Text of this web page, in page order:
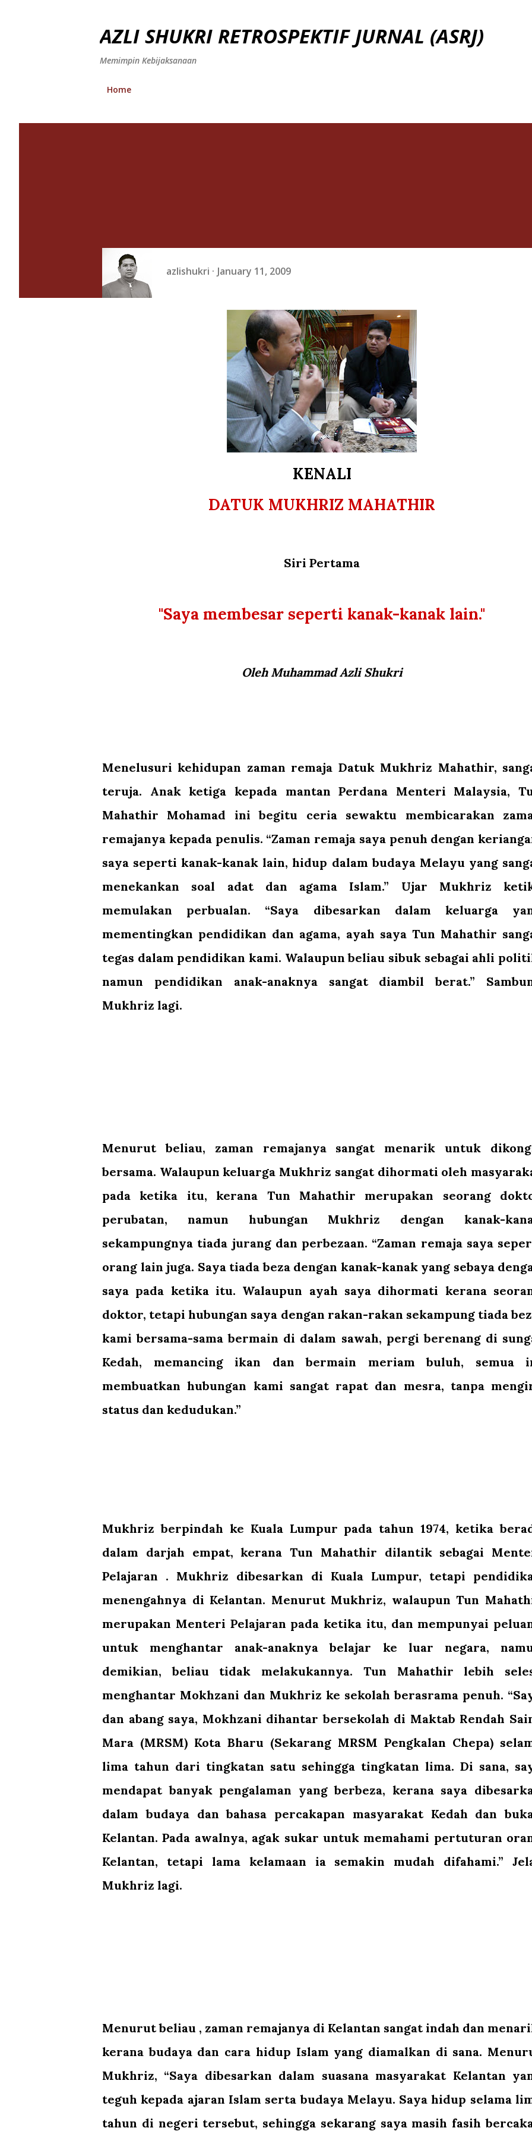
AZLI SHUKRI RETROSPEKTIF JURNAL (ASRJ)
Memimpin Kebijaksanaan
Home
azlishukri January 11, 2009
KENALI
DATUK MUKHRIZ MAHATHIR
Siri Pertama
"Saya membesar seperti kanak-kanak lain."
Oleh Muhammad Azli Shukri
Menelusuri kehidupan zaman remaja Datuk Mukhriz Mahathir,
teruja. Anak ketiga kepada mantan Perdana Menteri Malaysia,
Mahathir Mohamad ini begitu ceria sewaktu membicarakan
remajanya kepada penulis. “Zaman remaja saya penuh dengan
saya seperti kanak-kanak lain, hidup dalam budaya Melayu yang
menekankan soal adat dan agama Islam.” Ujar Mukhriz
memulakan perbualan. “Saya dibesarkan dalam keluarga
mementingkan pendidikan dan agama, ayah saya Tun Mahathir
tegas dalam pendidikan kami. Walaupun beliau sibuk sebagai ahli
namun pendidikan anak-anaknya sangat diambil berat.”
Mukhriz lagi.
Menurut beliau, zaman remajanya sangat menarik untuk
bersama. Walaupun keluarga Mukhriz sangat dihormati oleh
pada ketika itu, kerana Tun Mahathir merupakan seorang
perubatan, namun hubungan Mukhriz dengan kanak-
sekampungnya tiada jurang dan perbezaan. “Zaman remaja saya
orang lain juga. Saya tiada beza dengan kanak-kanak yang sebaya
saya pada ketika itu. Walaupun ayah saya dihormati kerana
doktor, tetapi hubungan saya dengan rakan-rakan sekampung tiada
kami bersama-sama bermain di dalam sawah, pergi berenang di
Kedah, memancing ikan dan bermain meriam buluh, semua
membuatkan hubungan kami sangat rapat dan mesra, tanpa
status dan kedudukan.”
Mukhriz berpindah ke Kuala Lumpur pada tahun 1974, ketika
dalam darjah empat, kerana Tun Mahathir dilantik sebagai
Pelajaran . Mukhriz dibesarkan di Kuala Lumpur, tetapi
menengahnya di Kelantan. Menurut Mukhriz, walaupun Tun
merupakan Menteri Pelajaran pada ketika itu, dan mempunyai
untuk menghantar anak-anaknya belajar ke luar negara,
demikian, beliau tidak melakukannya. Tun Mahathir lebih
menghantar Mokhzani dan Mukhriz ke sekolah berasrama penuh.
dan abang saya, Mokhzani dihantar bersekolah di Maktab Rendah
Mara (MRSM) Kota Bharu (Sekarang MRSM Pengkalan Chepa)
lima tahun dari tingkatan satu sehingga tingkatan lima. Di sana,
mendapat banyak pengalaman yang berbeza, kerana saya
dalam budaya dan bahasa percakapan masyarakat Kedah dan
Kelantan. Pada awalnya, agak sukar untuk memahami pertuturan
Kelantan, tetapi lama kelamaan ia semakin mudah difahami.”
Mukhriz lagi.
Menurut beliau , zaman remajanya di Kelantan sangat indah dan
kerana budaya dan cara hidup Islam yang diamalkan di sana.
Mukhriz, “Saya dibesarkan dalam suasana masyarakat Kelantan
teguh kepada ajaran Islam serta budaya Melayu. Saya hidup selama
tahun di negeri tersebut, sehingga sekarang saya masih fasih